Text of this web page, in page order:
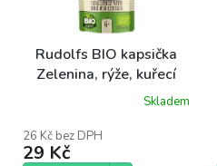
Rudolfs BIO kapsička
Zelenina, rýže, kuřecí
maso, 110 gSkladem
26 Kč bez DPH
29 Kč